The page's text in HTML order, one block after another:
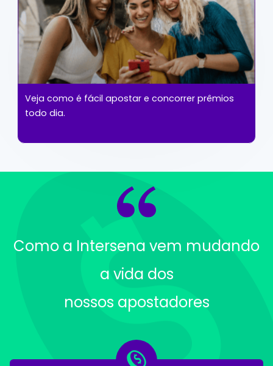
Veja como é fácil apostar e concorrer prêmios
todo dia.
Como a Intersena vem mudando
a vida dos
nossos apostadores